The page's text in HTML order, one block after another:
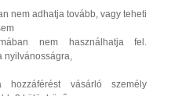
nem adhatja tovább, vagy teheti
nem használhatja fel.
nyilvánosságra,
vásárló személy